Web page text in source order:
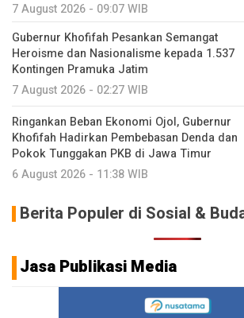
7 August 2026 - 09:07 WIB
Gubernur Khofifah Pesankan Semangat
Heroisme dan Nasionalisme kepada 1.537
Kontingen Pramuka Jatim
7 August 2026 - 02:27 WIB
Ringankan Beban Ekonomi Ojol, Gubernur
Khofifah Hadirkan Pembebasan Denda dan
Pokok Tunggakan PKB di Jawa Timur
6 August 2026 - 11:38 WIB
Berita Populer di Sosial &
Jasa Publikasi Media